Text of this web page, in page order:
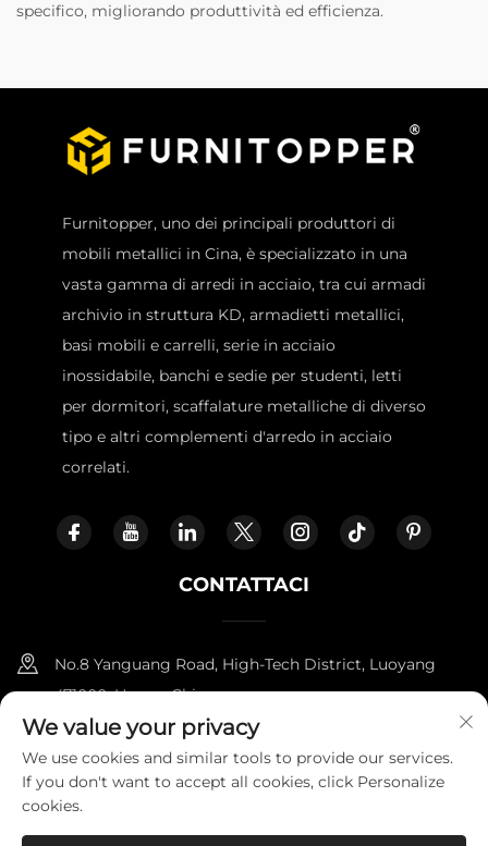
specifico, migliorando produttività ed efficienza.
Furnitopper, uno dei principali produttori di
mobili metallici in Cina, è specializzato in una
vasta gamma di arredi in acciaio, tra cui armadi
archivio in struttura KD, armadietti metallici,
basi mobili e carrelli, serie in acciaio
inossidabile, banchi e sedie per studenti, letti
per dormitori, scaffalature metalliche di diverso
tipo e altri complementi d'arredo in acciaio
correlati.
CONTATTACI
No.8 Yanguang Road, High-Tech District, Luoyang
471000, Henan, China.
+86-18338800729
[email protected]
We value your privacy
We use cookies and similar tools to provide our services.
If you don't want to accept all cookies, click Personalize
cookies.